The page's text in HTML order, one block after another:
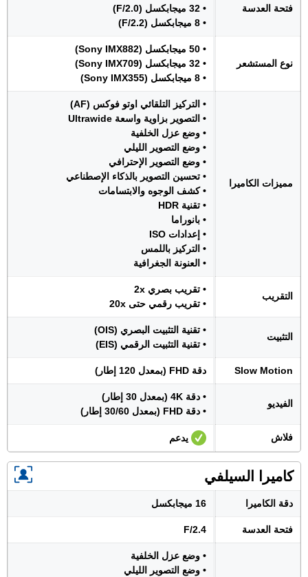
فتحة العدسة
• 32 ميجابكسل (F/2.0)
• 8 ميجابكسل (F/2.2)
نوع المستشعر
• 50 ميجابكسل (Sony IMX882)
• 32 ميجابكسل (Sony IMX709)
• 8 ميجابكسل (Sony IMX355)
مميزات الكاميرا
• التركيز التلقائي اوتو فوكس (AF)
• التصوير بزاوية واسعة Ultrawide
• وضع عزل الخلفية
• وضع التصوير الليلي
• وضع التصوير الإحترافي
• تحسين التصوير بالذكاء الإصطناعي
• كشف الوجوه والابتسامات
• تقنية HDR
• بانوراما
• إعدادات ISO
• التركيز باللمس
• العنونة الجغرافية
التقريب
• تقريب بصري 2x
• تقريب رقمي حتى 20x
التثبيت
• تقنية التثبيت البصري (OIS)
• تقنية التثبيت الرقمي (EIS)
Slow Motion دقة FHD (بمعدل 120 إطار)
الفيديو
• دقة 4K (بمعدل 30 إطار)
• دقة FHD (بمعدل 30/60 إطار)
فلاش يدعم
كاميرا السيلفي
دقة الكاميرا 16 ميجابكسل
فتحة العدسة F/2.4
• وضع عزل الخلفية
• وضع التصوير الليلي